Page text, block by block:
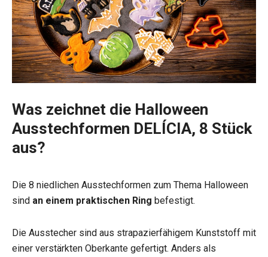
Was zeichnet die Halloween
Ausstechformen DELÍCIA, 8 Stück
aus?
Die 8 niedlichen Ausstechformen zum Thema Halloween
sind an einem praktischen Ring befestigt.
Die Ausstecher sind aus strapazierfähigem Kunststoff mit
einer verstärkten Oberkante gefertigt. Anders als